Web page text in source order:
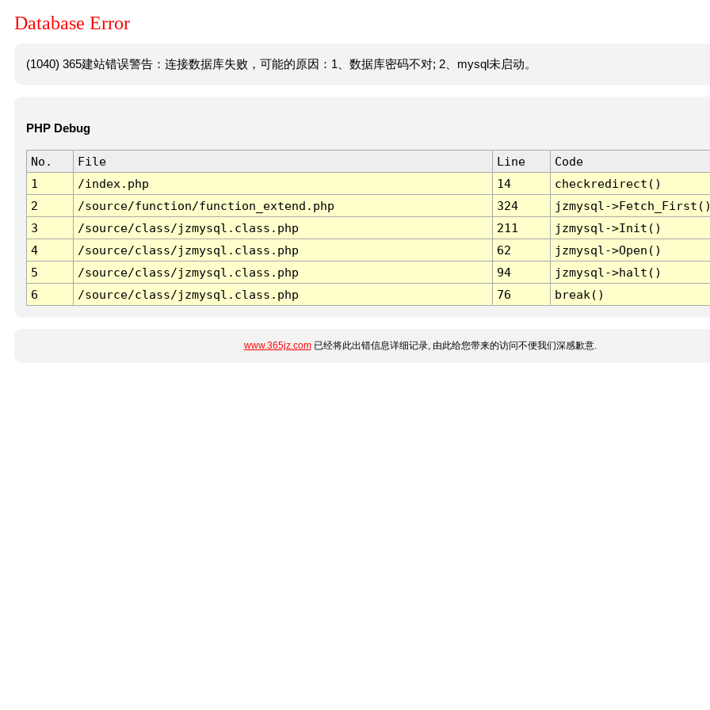
Database Error
(1040) 365建站错误警告：连接数据库失败，可能的原因：1、数据库密码不对; 2、mysql未启动。
PHP Debug
No. File Line
Code
1
/index.php 14
checkredirect()
2
/source/function/function_extend.php 324
jzmysql-
3
/source/class/jzmysql.class.php 211
jzmysql->Init()
4
/source/class/jzmysql.class.php 62
jzmysql->Open()
5
/source/class/jzmysql.class.php 94
jzmysql->halt()
6
/source/class/jzmysql.class.php 76 break()
www.365jz.com已经将此出错信息详细记录, 由此给您带来的访问不便我们深感歉意.